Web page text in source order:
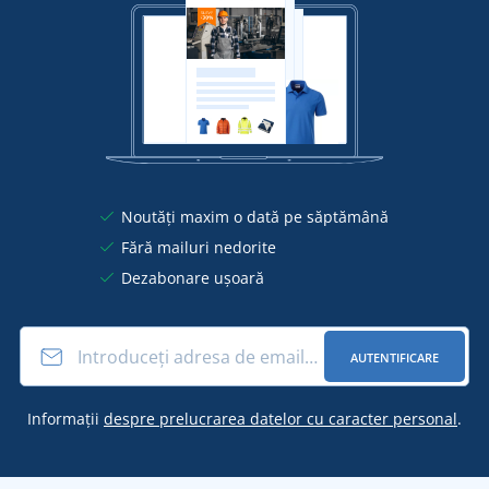
Noutăți maxim o dată pe săptămână
Fără mailuri nedorite
Dezabonare ușoară
AUTENTIFICARE
Informații despre prelucrarea datelor cu caracter personal.